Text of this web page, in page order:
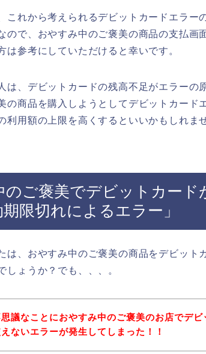
これから考えられるデビットカードエラー
ので、おやすみ中のご褒美の商品の支払画
は参考にしていただけると幸いです。
は、デビットカードの残高不足がエラーの
の商品を購入しようとしてデビットカード
利用額の上限を高くするといいかもしれま
のご褒美でデビットカード
限切れによるエラー」
は、おやすみ中のご褒美の商品をデビット
しょうか？でも、、、。
議なことにおやすみ中のご褒美のお店でデビ
ないエラーが発生してしまった！！